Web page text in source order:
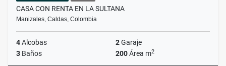
CASA CON RENTA EN LA SULTANA
Manizales, Caldas, Colombia
4Alcobas 2Garaje
3 Baños 200Área m2